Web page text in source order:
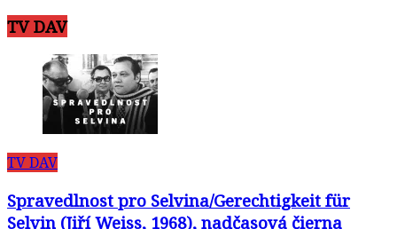
TV DAV
TV DAV
Spravedlnost pro Selvina/Gerechtigkeit für
Selvin (Jiří Weiss, 1968), nadčasová čierna